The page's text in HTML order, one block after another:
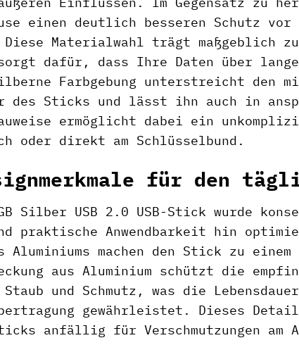
einen deutlich besseren Schutz vor
Materialwahl trägt maßgeblich
sorgt dafür, dass Ihre Daten über
Farbgebung unterstreicht den
des Sticks und lässt ihn auch in
ermöglicht dabei ein
oder direkt am Schlüsselbund.
für den
Silber USB 2.0 USB-Stick wurde
praktische Anwendbarkeit hin
machen den Stick zu einem
aus Aluminium schützt die
und Schmutz, was die
gewährleistet. Dieses
anfällig für Verschmutzungen am